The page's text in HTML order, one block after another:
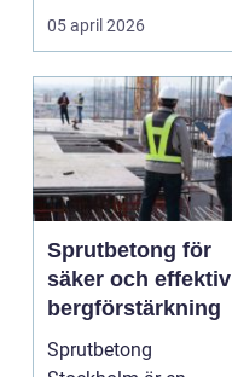
05 april 2026
Sprutbetong för
säker och effektiv
bergförstärkning
Sprutbetong